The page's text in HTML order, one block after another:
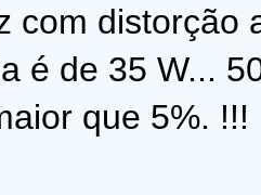
com distorção
é de 35 W...
que 5%. !!!